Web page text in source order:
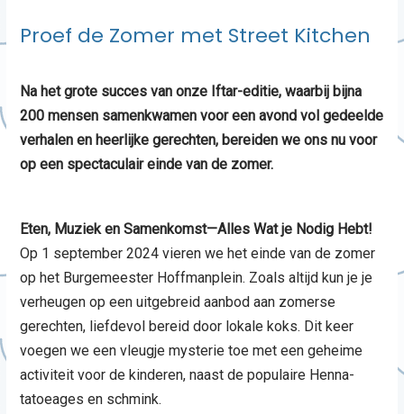
Proef de Zomer met Street Kitchen
Na het grote succes van onze Iftar-editie, waarbij bijna
200 mensen samenkwamen voor een avond vol gedeelde
verhalen en heerlijke gerechten, bereiden we ons nu voor
op een spectaculair einde van de zomer.
Eten, Muziek en Samenkomst—Alles Wat je Nodig Hebt!
Op 1 september 2024 vieren we het einde van de zomer
op het Burgemeester Hoffmanplein. Zoals altijd kun je je
verheugen op een uitgebreid aanbod aan zomerse
gerechten, liefdevol bereid door lokale koks. Dit keer
voegen we een vleugje mysterie toe met een geheime
activiteit voor de kinderen, naast de populaire Henna-
tatoeages en schmink.